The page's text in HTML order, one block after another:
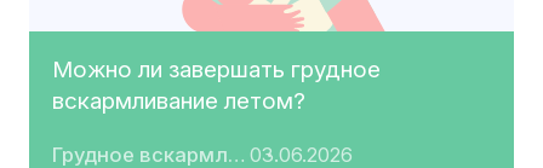
Можно ли завершать грудное
вскармливание летом?
Грудное вскармливание 03.06.2026